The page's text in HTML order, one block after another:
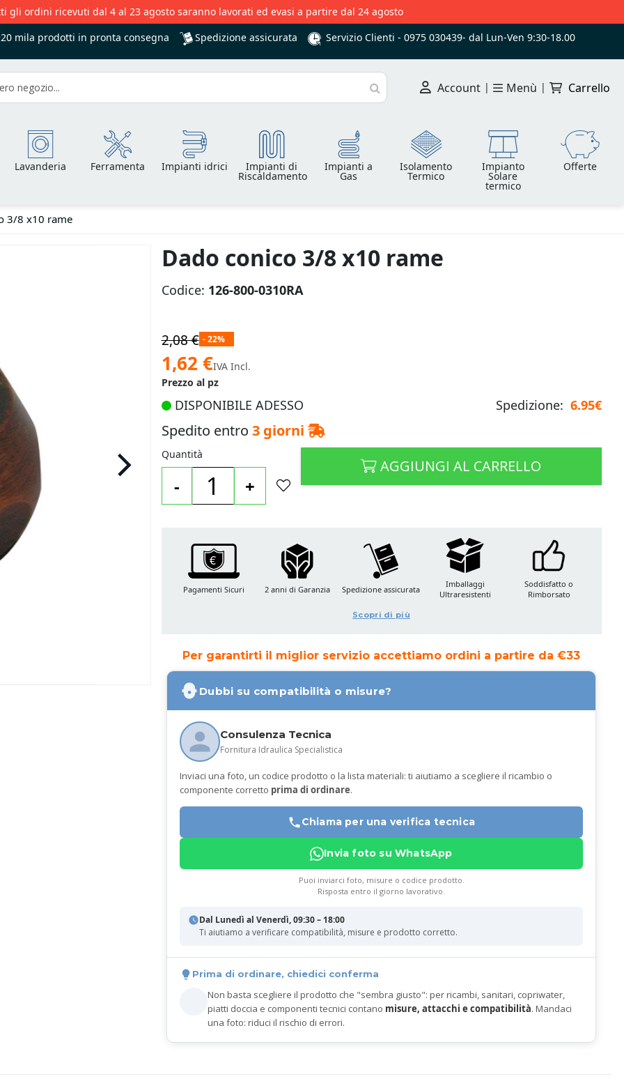
gli ordini ricevuti dal 4 al 23 agosto saranno lavorati ed evasi a partire dal 24 agosto
mila prodotti in pronta consegna Spedizione assicurata Servizio Clienti - 0975 030439- dal Lun-Ven 9:30-18.00
Cerca
Account | Menù | Carrello
Lavanderia Ferramenta Impianti idrici Impianti di
Riscaldamento
Impianti a
Gas
Isolamento
Termico
Impianto
Solare
termico
Offerte
3/8 x10 rame
Dado conico 3/8 x10 rame
Codice: 126-800-0310RA
2,08 € - 22%
Prezzo
speciale
1,62 €IVA Incl.
Prezzo al pz
DISPONIBILE ADESSO Spedizione: 6.95€
Spedito entro 3 giorni
Quantità
- +
AGGIUNGI AL CARRELLO
Per garantirti il miglior servizio accettiamo ordini a partire da €33
Dubbi su compatibilità o misure?
Consulenza Tecnica
Fornitura Idraulica Specialistica
Inviaci una foto, un codice prodotto o la lista materiali: ti aiutiamo a scegliere il ricambio o
componente corretto prima di ordinare.
Chiama per una verifica tecnica
Invia foto su WhatsApp
Puoi inviarci foto, misure o codice prodotto.
Risposta entro il giorno lavorativo.
Dal Lunedì al Venerdì, 09:30 – 18:00
Ti aiutiamo a verificare compatibilità, misure e prodotto corretto.
Prima di ordinare, chiedici conferma
Non basta scegliere il prodotto che "sembra giusto": per ricambi, sanitari, copriwater,
piatti doccia e componenti tecnici contano misure, attacchi e compatibilità. Mandaci
una foto: riduci il rischio di errori.
Pagamenti Sicuri 2 anni di Garanzia Spedizione assicurata
Imballaggi
Ultraresistenti
Soddisfatto o
Rimborsato
Scopri di più